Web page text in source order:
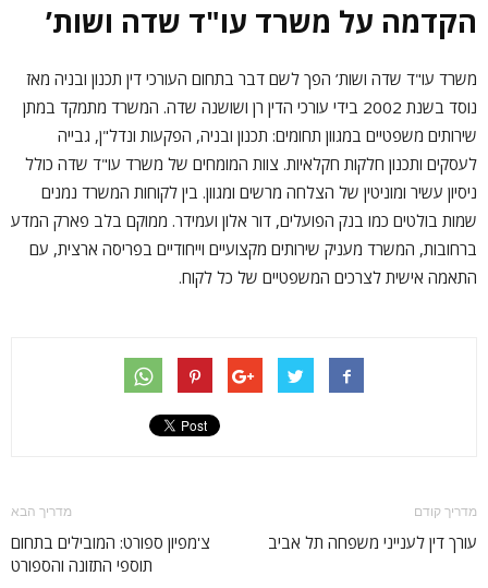
הקדמה על משרד עו"ד שדה ושות’
משרד עו"ד שדה ושות’ הפך לשם דבר בתחום העורכי דין תכנון ובניה מאז
נוסד בשנת 2002 בידי עורכי הדין רן ושושנה שדה. המשרד מתמקד במתן
שירותים משפטיים במגוון תחומים: תכנון ובניה, הפקעות ונדל"ן, גבייה
לעסקים ותכנון חלקות חקלאיות. צוות המומחים של משרד עו"ד שדה כולל
ניסיון עשיר ומוניטין של הצלחה מרשים ומגוון. בין לקוחות המשרד נמנים
שמות בולטים כמו בנק הפועלים, דור אלון ועמידר. ממוקם בלב פארק המדע
ברחובות, המשרד מעניק שירותים מקצועיים וייחודיים בפריסה ארצית, עם
התאמה אישית לצרכים המשפטיים של כל לקוח.
מדריך קודם
עורך דין לענייני משפחה תל אביב
מדריך הבא
צ'מפיון ספורט: המובילים בתחום
תוספי התזונה והספורט